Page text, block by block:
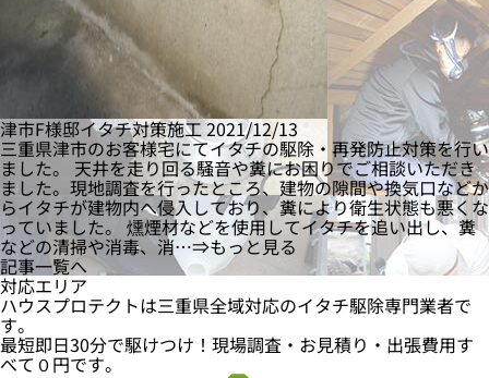
津市F様邸イタチ対策施工2021/12/13
三重県津市のお客様宅にてイタチの駆除・再発防止対策を行い
ました。 天井を走り回る騒音や糞にお困りでご相談いただき
ました。現地調査を行ったところ、建物の隙間や換気口などか
らイタチが建物内へ侵入しており、糞により衛生状態も悪くな
っていました。 燻煙材などを使用してイタチを追い出し、糞
などの清掃や消毒、消…⇒もっと見る
記事一覧へ
対応エリア
ハウスプロテクトは三重県全域対応のイタチ駆除専門業者で
す。
最短即日30分で駆けつけ！現場調査・お見積り・出張費用す
べて０円です。